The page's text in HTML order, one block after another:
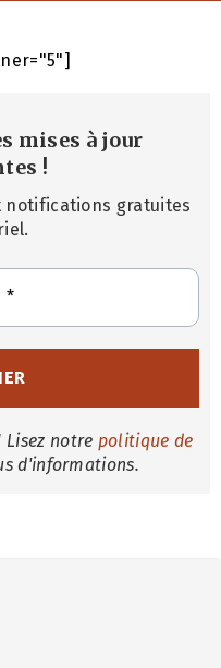
mises à jour
!
notifications gratuites
Lisez notre politique de
d'informations.